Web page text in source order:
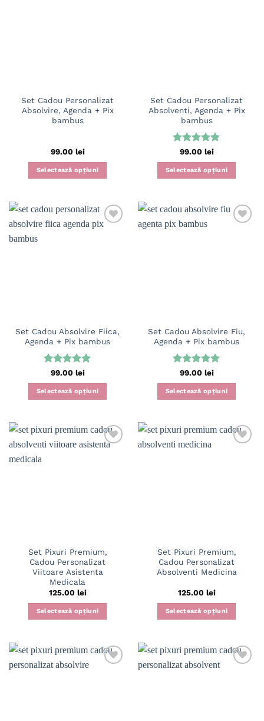
Set Cadou Personalizat
Absolvire, Agenda + Pix
bambus
99.00 lei
Selectează opțiuni
Set Cadou Personalizat
Absolventi, Agenda + Pix
bambus
Evaluat la
5din 5
99.00 lei
Selectează opțiuni
Set Cadou Absolvire Fiica,
Agenda + Pix bambus
Evaluat la
5din 5
99.00 lei
Selectează opțiuni
Set Cadou Absolvire Fiu,
Agenda + Pix bambus
Evaluat la
5din 5
99.00 lei
Selectează opțiuni
Set Pixuri Premium,
Cadou Personalizat
Viitoare Asistenta
Medicala
125.00 lei
Selectează opțiuni
Set Pixuri Premium,
Cadou Personalizat
Absolventi Medicina
125.00 lei
Selectează opțiuni